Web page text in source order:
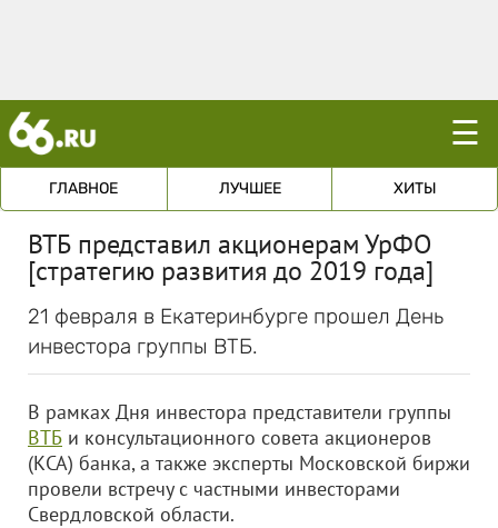
☰
ГЛАВНОЕ ЛУЧШЕЕ ХИТЫ
ВТБ представил акционерам УрФО
[стратегию развития до 2019 года]
21 февраля в Екатеринбурге прошел День
инвестора группы ВТБ.
В рамках Дня инвестора представители группы
ВТБ и консультационного совета акционеров
(КСА) банка, а также эксперты Московской биржи
провели встречу с частными инвесторами
Свердловской области.